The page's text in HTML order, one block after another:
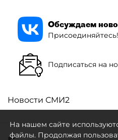
Обсуждаем
Присоединяйтесь!
Подписаться на
Новости СМИ2
На нашем сайте
файлы. Продолжая